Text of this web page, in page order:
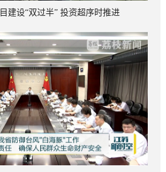
建设“双过半” 投资超序时推进